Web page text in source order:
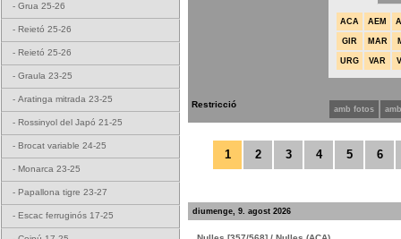
- Grua 25-26
- Reietó 25-26
- Reietó 25-26
- Graula 23-25
- Aratinga mitrada 23-25
- Rossinyol del Japó 21-25
- Brocat variable 24-25
- Monarca 23-25
- Papallona tigre 23-27
- Escac ferruginós 17-25
ACA AEM
GIR MAR
URG VAR
Restricció amb fotos
1 2 3 4 5 6
diumenge, 9. agost 2026